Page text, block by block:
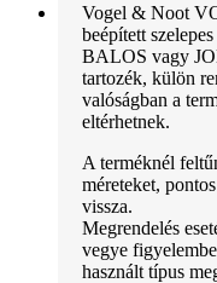
Vogel & Noot
beépített
BALOS vagy
tartozék, külön
valóságban a
eltérhetnek.
A terméknél
méreteket,
vissza.
Megrendelés
vegye
használt típus